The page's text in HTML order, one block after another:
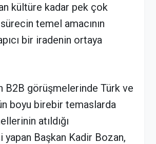
kültüre kadar pek çok
temel amacının
bir iradenin ortaya
görüşmelerinde Türk ve
boyu birebir temaslarda
atıldığı
yapan Başkan Kadir Bozan,